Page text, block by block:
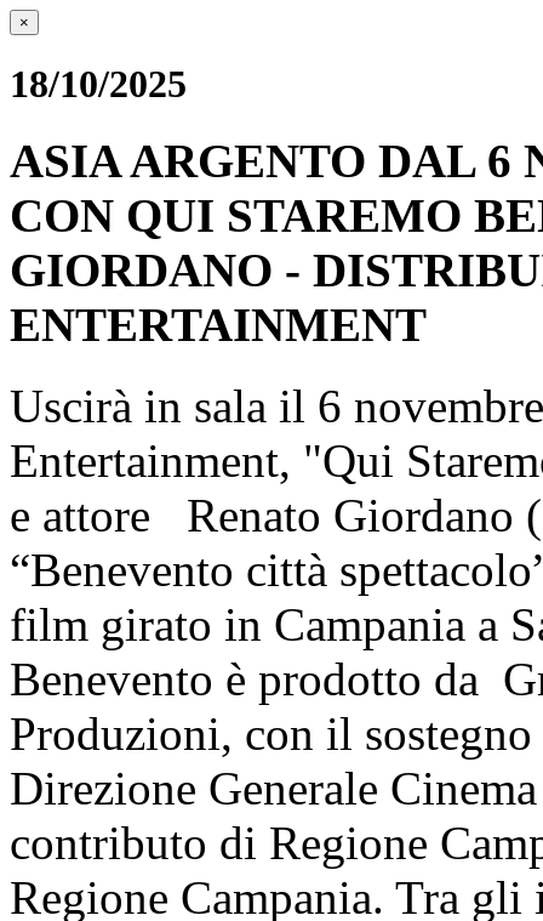
×
18/10/2025
ASIA ARGENTO DAL 6
CON QUI STAREMO
GIORDANO -
ENTERTAINMENT
Uscirà in sala il 6
Entertainment, "Qui
e attore Renato Giordano
“Benevento città
film girato in Campania a
Benevento è prodotto da
Produzioni, con il
Direzione Generale
contributo di Regione
Regione Campania. Tra